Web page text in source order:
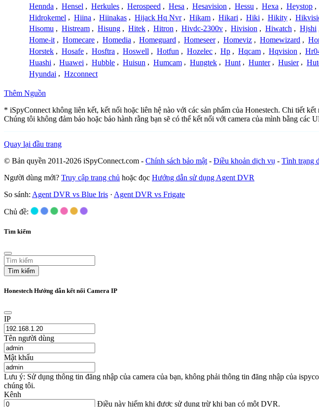
Hennda , Hensel , Herkules , Herospeed , Hesa , Hesavision , Hessu , Hexa , Heystop ,
Hidrokemel , Hiina , Hiinakas , Hijack Hq Nvr , Hikam , Hikari , Hiki , Hikity ,
Hisomu , Histream , Hisung , Hitek , Hitron , Hivdc-2300v , Hivision , Hiwatch , Hjshi
Home-it , Homecare , Homedia , Homeguard , Homeseer , Homeviz , Homewizard ,
Horstek , Hosafe , Hosftra , Hoswell , Hotfun , Hozelec , Hp , Hqcam , Hqvision ,
Huashi , Huawei , Hubble , Huisun , Humcam , Hungtek , Hunt , Hunter , Husier ,
Hyundai , Hzconnect
Thêm Nguồn
* iSpyConnect không liên kết, kết nối hoặc liên hệ nào với các sản phẩm của Honestech. Chi tiết
Chúng tôi không đảm bảo hoặc bảo hành rằng bạn sẽ có thể kết nối với camera của mình bằng các
Quay lại đầu trang
© Bản quyền 2011-2026 iSpyConnect.com - Chính sách bảo mật - Điều khoản dịch vụ - Tình trạng
Người dùng mới? Truy cập trang chủ hoặc đọc Hướng dẫn sử dụng Agent DVR
So sánh: Agent DVR vs Blue Iris · Agent DVR vs Frigate
Chủ đề:
Tìm kiếm
Tìm kiếm
Honestech Hướng dẫn kết nối Camera IP
IP
Tên người dùng
Mật khẩu
Lưu ý: Sử dụng thông tin đăng nhập của camera của bạn, không phải thông tin đăng nhập của
chúng tôi.
Kênh
Điều này hiếm khi được sử dụng trừ khi bạn có một DVR.